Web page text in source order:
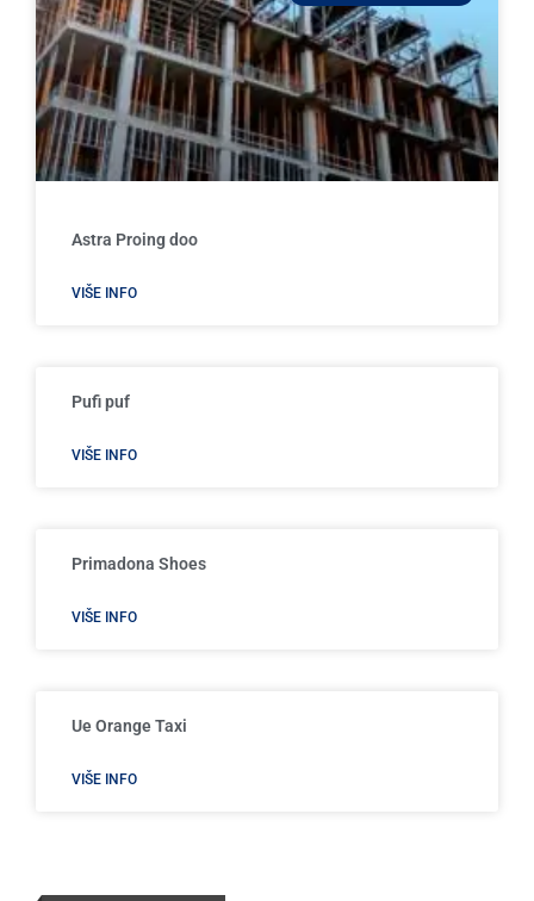
Astra Proing doo
VIŠE INFO
Pufi puf
VIŠE INFO
Primadona Shoes
VIŠE INFO
Ue Orange Taxi
VIŠE INFO